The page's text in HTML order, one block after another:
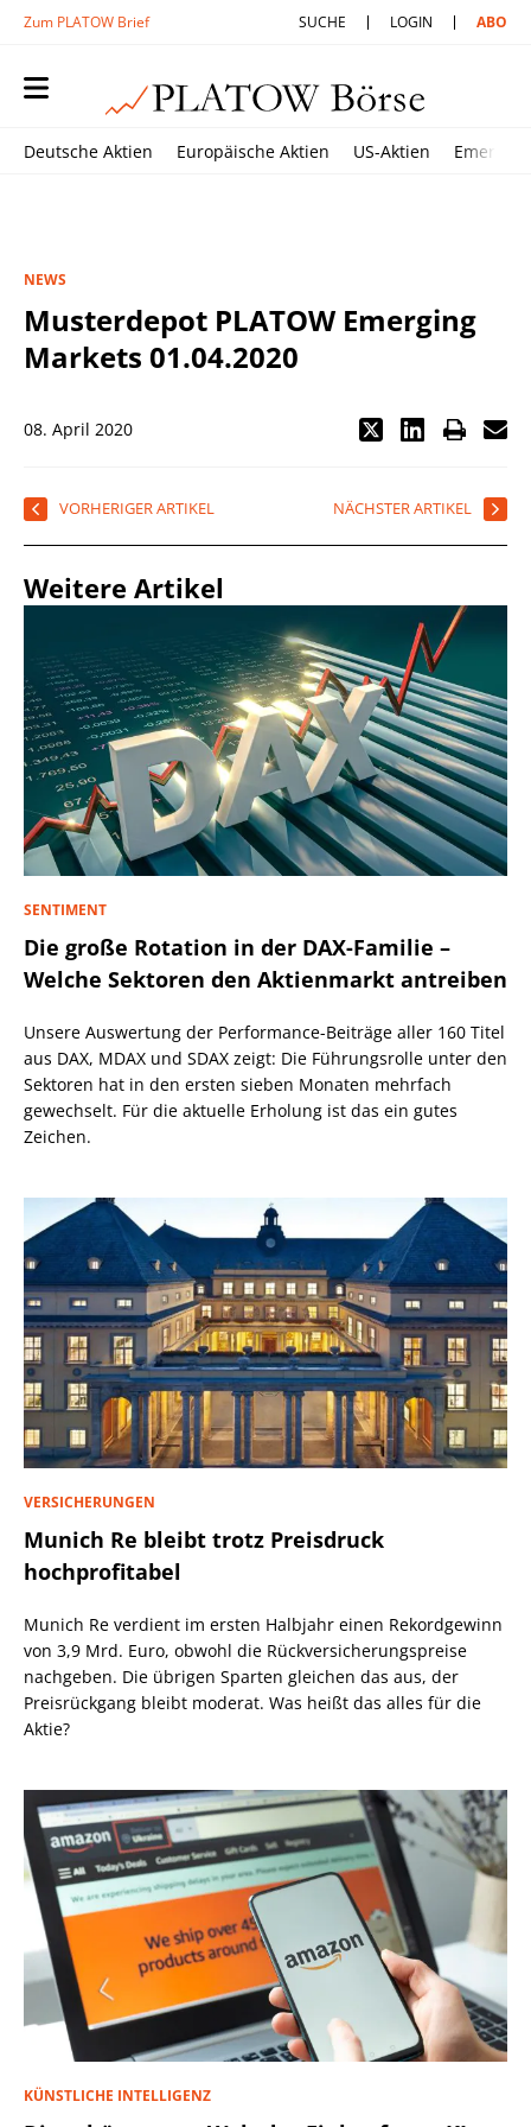
Zum PLATOW Brief SUCHE LOGIN ABO
Deutsche Aktien Europäische Aktien US-Aktien
NEWS
Musterdepot PLATOW Emerging
Markets 01.04.2020
08. April 2020
VORHERIGER ARTIKEL NÄCHSTER ARTIKEL
Weitere Artikel
SENTIMENT
Die große Rotation in der DAX-Familie –
Welche Sektoren den Aktienmarkt antreiben
Unsere Auswertung der Performance-Beiträge aller 160 Titel
aus DAX, MDAX und SDAX zeigt: Die Führungsrolle unter den
Sektoren hat in den ersten sieben Monaten mehrfach
gewechselt. Für die aktuelle Erholung ist das ein gutes
Zeichen.
VERSICHERUNGEN
Munich Re bleibt trotz Preisdruck
hochprofitabel
Munich Re verdient im ersten Halbjahr einen Rekordgewinn
von 3,9 Mrd. Euro, obwohl die Rückversicherungspreise
nachgeben. Die übrigen Sparten gleichen das aus, der
Preisrückgang bleibt moderat. Was heißt das alles für die
Aktie?
KÜNSTLICHE INTELLIGENZ